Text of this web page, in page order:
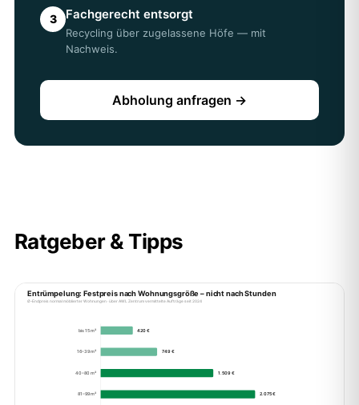
3 Fachgerecht entsorgt
Recycling über zugelassene Höfe — mit
Nachweis.
Abholung anfragen →
Ratgeber & Tipps